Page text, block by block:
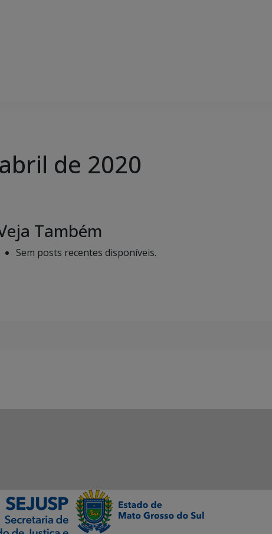
de 2020
Também
Sem posts recentes disponíveis.